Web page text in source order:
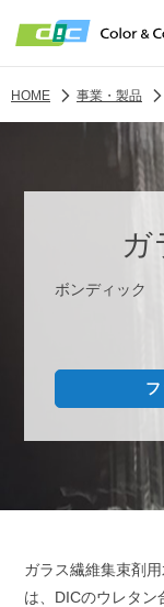
HOME 事業・製品
ガ
ボンディック
ガラス繊維集束剤
は、DICのウレタン